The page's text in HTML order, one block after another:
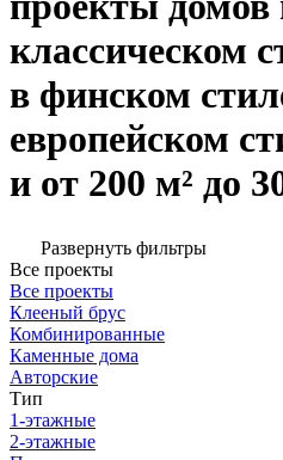
классическом
в финском
европейском
и от 200 м² до
Развернуть фильтры
Все проекты
Все проекты
Клееный брус
Комбинированные
Каменные дома
Авторские
Тип
1-этажные
2-этажные